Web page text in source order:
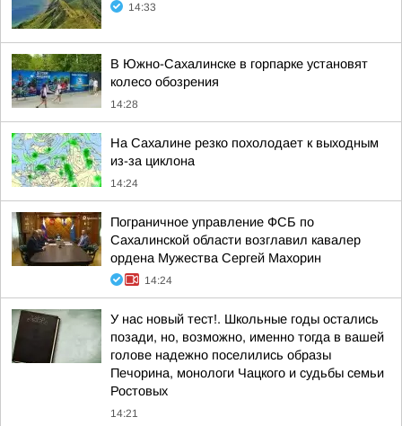
14:33
В Южно-Сахалинске в горпарке установят
колесо обозрения
14:28
На Сахалине резко похолодает к выходным
из-за циклона
14:24
Пограничное управление ФСБ по
Сахалинской области возглавил кавалер
ордена Мужества Сергей Махорин
14:24
У нас новый тест!. Школьные годы остались
позади, но, возможно, именно тогда в вашей
голове надежно поселились образы
Печорина, монологи Чацкого и судьбы семьи
Ростовых
14:21